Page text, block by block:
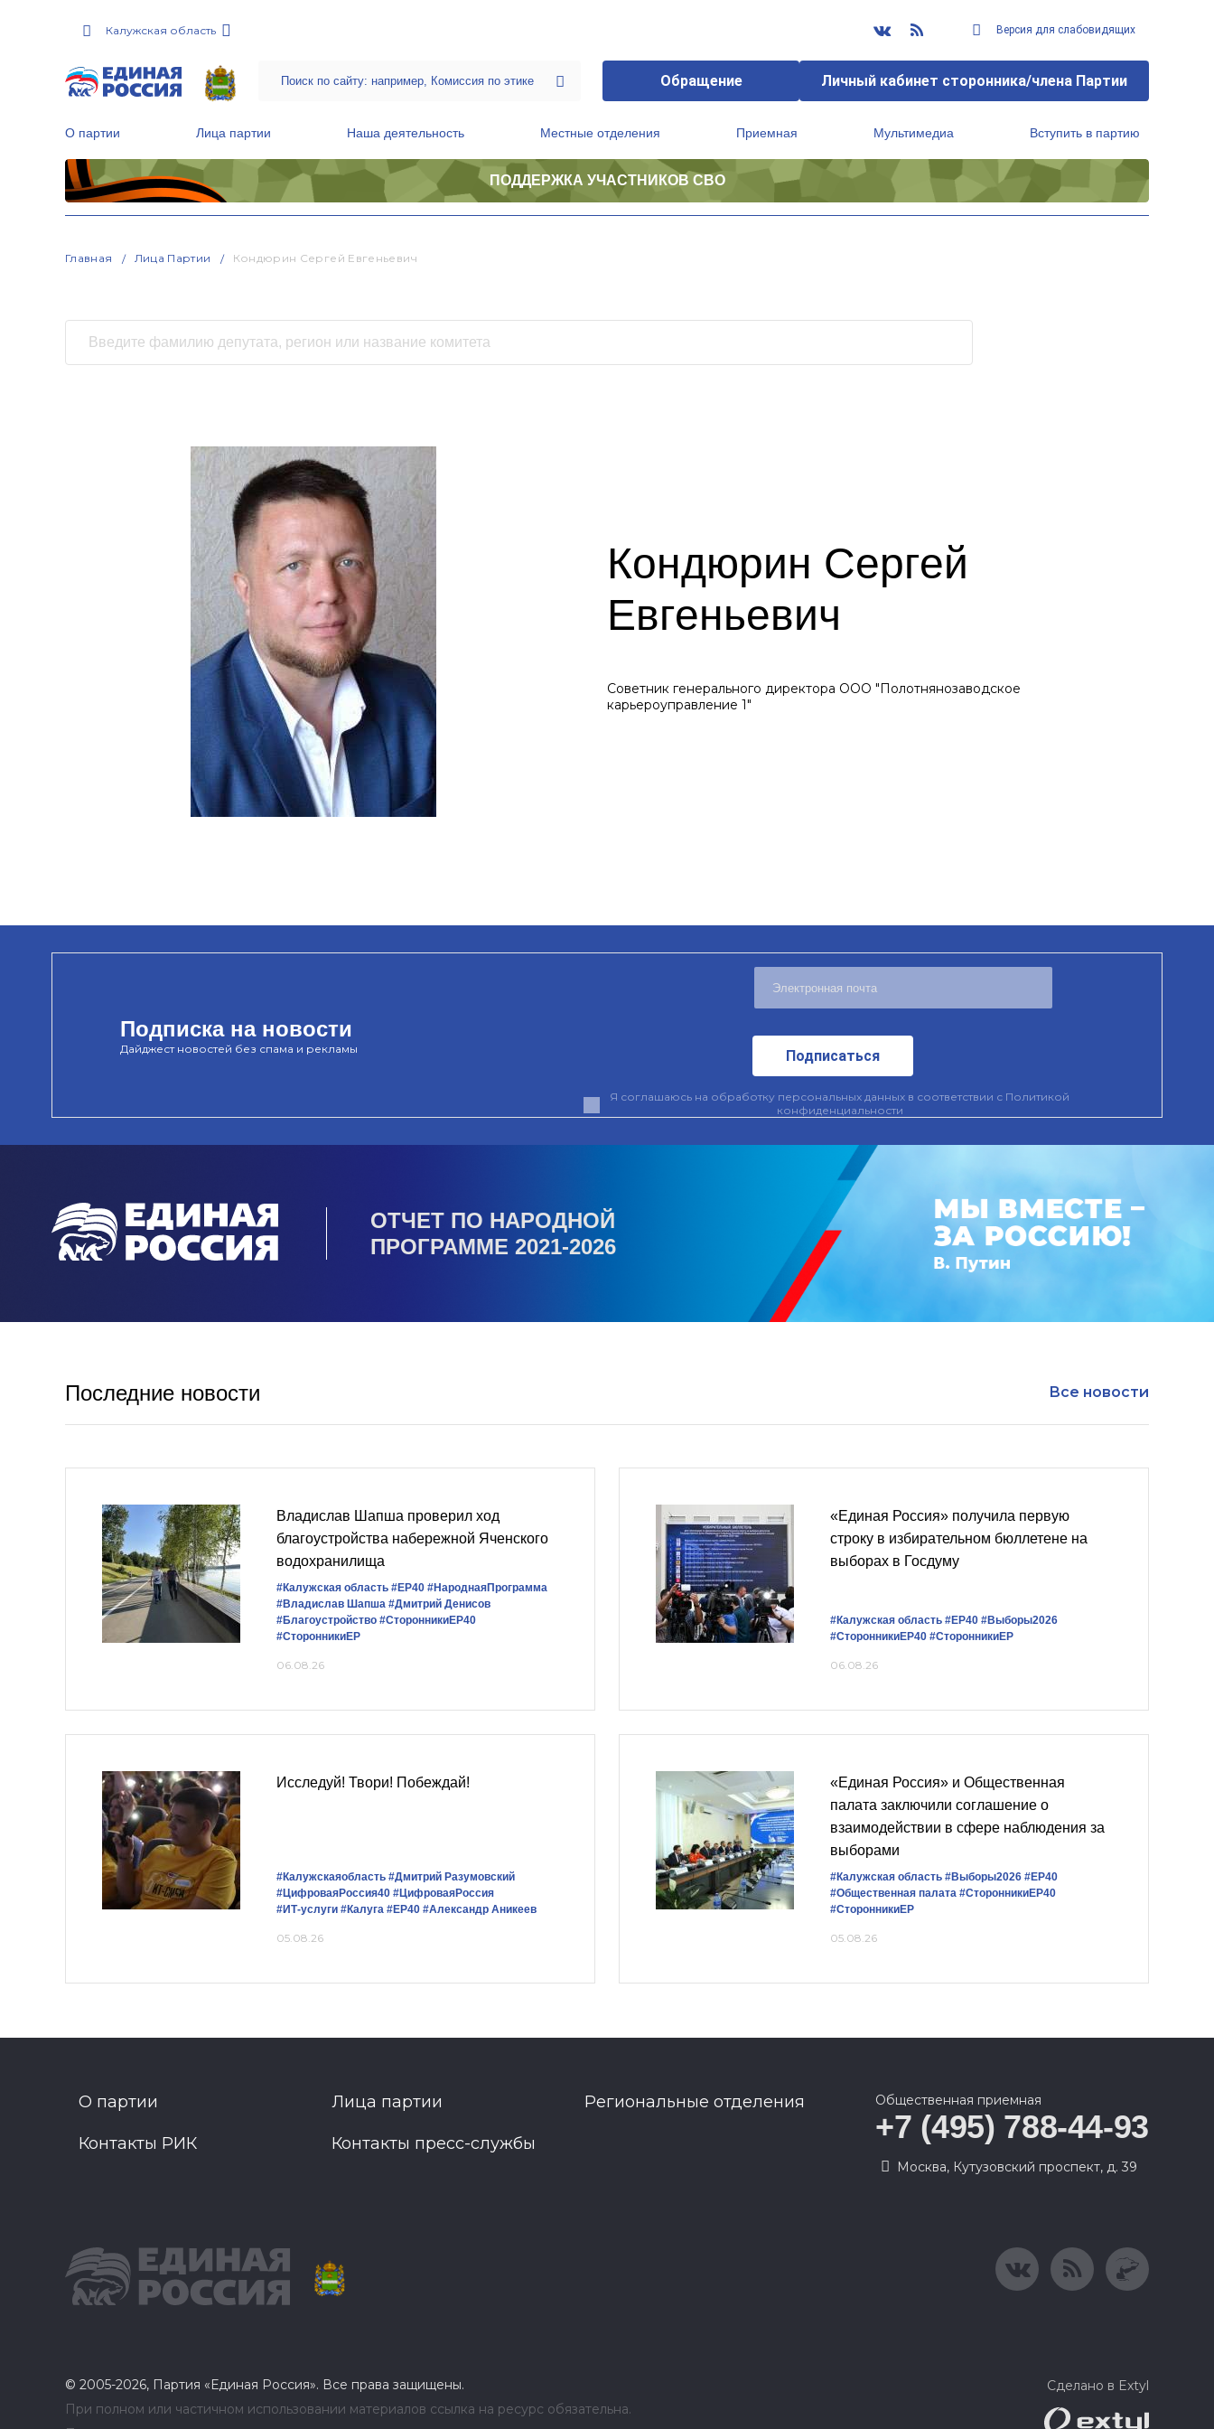
Калужская область Версия для слабовидящих
Обращение Личный кабинет сторонника/члена Партии
О партии Лица партии Наша деятельность Местные отделения Приемная Мультимедиа Вступить в партию
ПОДДЕРЖКА УЧАСТНИКОВ СВО
Главная Лица Партии Кондюрин Сергей Евгеньевич
Кондюрин Сергей
Евгеньевич
Советник генерального директора ООО "Полотнянозаводское
карьероуправление 1"
Подписка на новости
Дайджест новостей без спама и рекламы Подписаться
Я соглашаюсь на обработку персональных данных в соответствии с Политикой
конфиденциальности
ОТЧЕТ ПО НАРОДНОЙ
ПРОГРАММЕ 2021-2026
Последние новости Все новости
Владислав Шапша проверил ход
благоустройства набережной Яченского
водохранилища
#Калужская область #ЕР40 #НароднаяПрограмма
#Владислав Шапша #Дмитрий Денисов
#Благоустройство #СторонникиЕР40
#СторонникиЕР
06.08.26
«Единая Россия» получила первую
строку в избирательном бюллетене на
выборах в Госдуму
#Калужская область #ЕР40 #Выборы2026
#СторонникиЕР40 #СторонникиЕР
06.08.26
Исследуй! Твори! Побеждай!
#Калужскаяобласть #Дмитрий Разумовский
#ЦифроваяРоссия40 #ЦифроваяРоссия
#ИТ-услуги #Калуга #ЕР40 #Александр Аникеев
05.08.26
«Единая Россия» и Общественная
палата заключили соглашение о
взаимодействии в сфере наблюдения за
выборами
#Калужская область #Выборы2026 #ЕР40
#Общественная палата #СторонникиЕР40
#СторонникиЕР
05.08.26
О партии Лица партии Региональные отделения
Контакты РИК Контакты пресс-службы
Общественная приемная
+7 (495) 788-44-93
Москва, Кутузовский проспект, д. 39
© 2005-2026, Партия «Единая Россия». Все права защищены.
При полном или частичном использовании материалов ссылка на ресурс обязательна.
Сделано в Extyl